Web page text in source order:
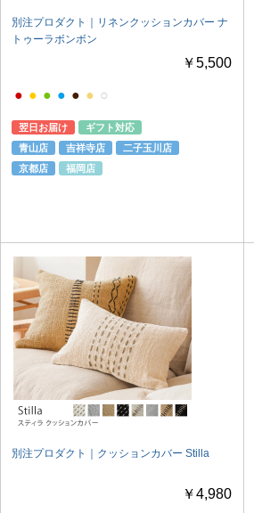
別注プロダクト｜リネンクッションカバー ナ
トゥーラボンボン
￥5,500
● ● ● ● ● ● ○
翌日お届け
ギフト対応
青山店
吉祥寺店
二子玉川店
京都店
福岡店
別注プロダクト｜クッションカバー Stilla
￥4,980